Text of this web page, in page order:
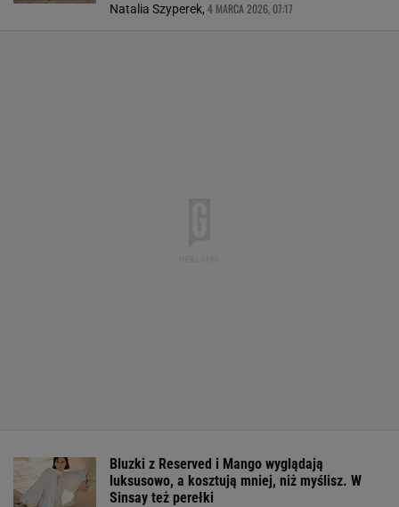
Natalia Szyperek, 4 MARCA 2026, 07:17
Bluzki z Reserved i Mango wyglądają
luksusowo, a kosztują mniej, niż myślisz. W
Sinsay też perełki